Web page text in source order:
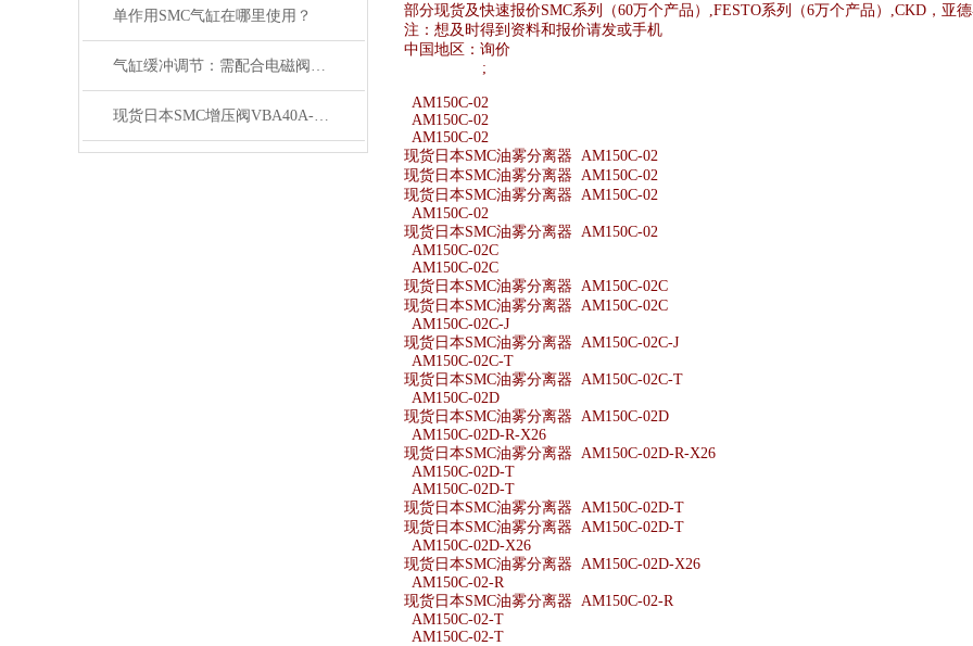
单作用SMC气缸在哪里使用？
气缸缓冲调节：需配合电磁阀的响应速度来调整
现货日本SMC增压阀VBA40A-04GN
部分现货及快速报价SMC系列（60万个产品） ,FESTO系列（6万个产品） ,CKD ，亚
注：想及时得到资料和报价请发或手机
中国地区： 询价
;
AM150C-02
AM150C-02
AM150C-02
现货日本SMC油雾分离器 AM150C-02
现货日本SMC油雾分离器 AM150C-02
现货日本SMC油雾分离器 AM150C-02
AM150C-02
现货日本SMC油雾分离器 AM150C-02
AM150C-02C
AM150C-02C
现货日本SMC油雾分离器 AM150C-02C
现货日本SMC油雾分离器 AM150C-02C
AM150C-02C-J
现货日本SMC油雾分离器 AM150C-02C-J
AM150C-02C-T
现货日本SMC油雾分离器 AM150C-02C-T
AM150C-02D
现货日本SMC油雾分离器 AM150C-02D
AM150C-02D-R-X26
现货日本SMC油雾分离器 AM150C-02D-R-X26
AM150C-02D-T
AM150C-02D-T
现货日本SMC油雾分离器 AM150C-02D-T
现货日本SMC油雾分离器 AM150C-02D-T
AM150C-02D-X26
现货日本SMC油雾分离器 AM150C-02D-X26
AM150C-02-R
现货日本SMC油雾分离器 AM150C-02-R
AM150C-02-T
AM150C-02-T